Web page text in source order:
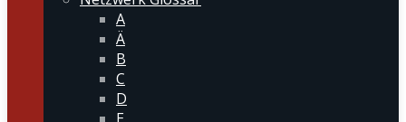
A
Ä
B
C
D